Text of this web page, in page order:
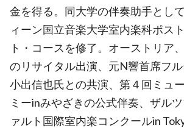
金を得る。同大学の伴奏助手とし
ィーン国立音楽大学室内楽科ポス
ト・コースを修了。オーストリア
のリサイタル出演、元N響首席フル
小出信也氏との共演、第４回ミュ
ミーinみやざきの公式伴奏、ザル
ァルト国際室内楽コンクールin